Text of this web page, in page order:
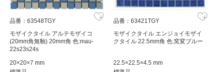
品番：63548TGY
モザイクタイル アルテモザイコ
(20mm角無釉) 20mm角 色:mau-
22s23s24s
20×20×7 mm
品番：63421TGY
モザイクタイル エンジョイモザイ
クタイル 22.5mm角 色:窯変ブルー
22.5×22.5×4.5 mm